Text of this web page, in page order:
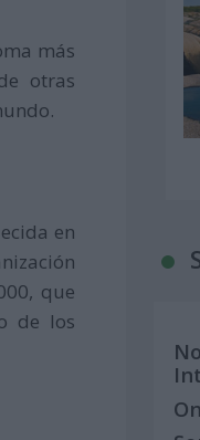
más
otras
en
que
de los